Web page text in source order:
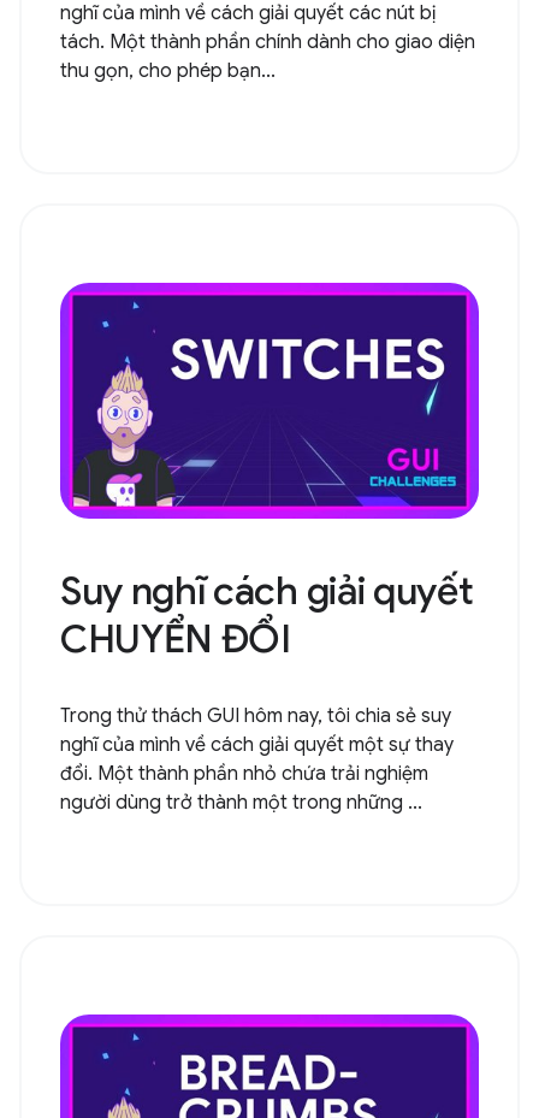
nghĩ của mình về cách giải quyết các nút bị
tách. Một thành phần chính dành cho giao diện
thu gọn, cho phép bạn...
Suy nghĩ cách giải quyết
CHUYỂN ĐỔI
Trong thử thách GUI hôm nay, tôi chia sẻ suy
nghĩ của mình về cách giải quyết một sự thay
đổi. Một thành phần nhỏ chứa trải nghiệm
người dùng trở thành một trong những ...